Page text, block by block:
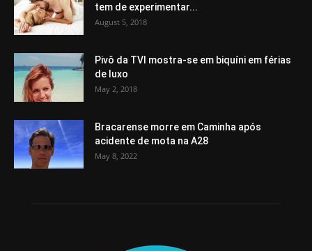
tem de experimentar...
August 5, 2018
Pivô da TVI mostra-se em biquíni em férias
de luxo
May 2, 2018
Bracarense morre em Caminha após
acidente de mota na A28
May 8, 2022